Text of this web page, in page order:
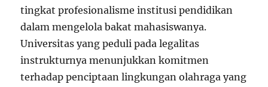
tingkat profesionalisme institusi pendidikan
dalam mengelola bakat mahasiswanya.
Universitas yang peduli pada legalitas
instrukturnya menunjukkan komitmen
terhadap penciptaan lingkungan olahraga yang